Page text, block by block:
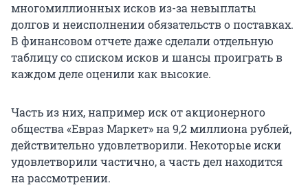
многомиллионных исков из-за невыплаты
долгов и неисполнении обязательств о поставках.
В финансовом отчете даже сделали отдельную
таблицу со списком исков и шансы проиграть в
каждом деле оценили как высокие.
Часть из них, например иск от акционерного
общества «Евраз Маркет» на 9,2 миллиона рублей,
действительно удовлетворили. Некоторые иски
удовлетворили частично, а часть дел находится
на рассмотрении.